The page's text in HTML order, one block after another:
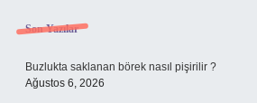
Sidebar
Son Yazılar
Buzlukta saklanan börek nasıl pişirilir ?
Ağustos 6, 2026